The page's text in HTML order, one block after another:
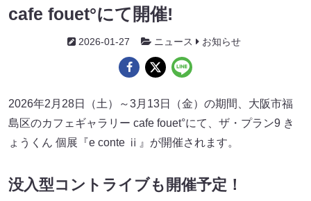
cafe fouet°にて開催!
2026-01-27 ニュース お知らせ
2026年2月28日（土）～3月13日（金）の期間、大阪市福
島区のカフェギャラリー cafe fouet°にて、ザ・プラン9 き
ょうくん 個展『e conte ⅱ』が開催されます。
没入型コントライブも開催予定！